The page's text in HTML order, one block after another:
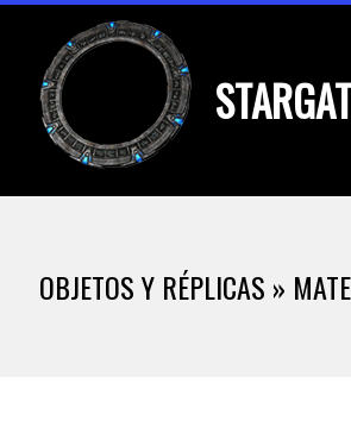
content
Menu
OBJETOS Y RÉPLICAS »